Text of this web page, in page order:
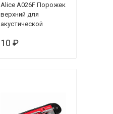
Alice A026F Порожек
верхний для
акустической
10 ₽